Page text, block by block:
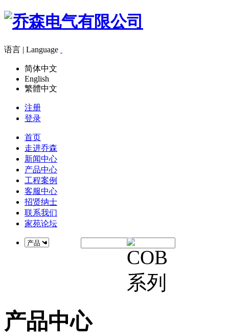
语言 | Language
简体中文
English
繁體中文
注册
登录
首页
走进乔森
新闻中心
产品中心
工程案例
客服中心
招贤纳士
联系我们
家苑论坛
产品中心